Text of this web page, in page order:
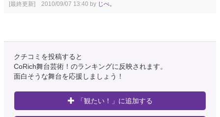
[最終更新] 2010/09/07 13:40 by じべ。
クチコミを投稿すると
CoRich舞台芸術！のランキングに反映されます。
面白そうな舞台を応援しましょう！
「観たい！」に追加する